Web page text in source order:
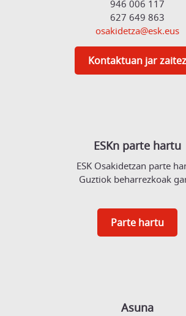
946 006 117
627 649 863
osakidetza@esk.eus
Kontaktuan jar zaitez
ESKn parte hartu
ESK Osakidetzan parte
Guztiok beharrezkoak
Parte hartu
Asuna